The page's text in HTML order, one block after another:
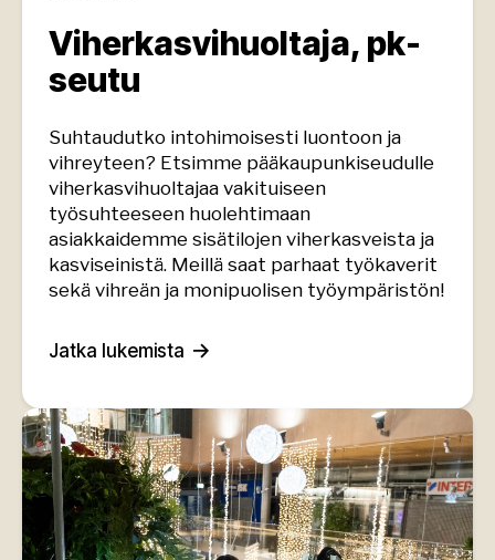
Viherkasvihuoltaja, pk-
seutu
Suhtaudutko intohimoisesti luontoon ja
vihreyteen? Etsimme pääkaupunkiseudulle
viherkasvihuoltajaa vakituiseen
työsuhteeseen huolehtimaan
asiakkaidemme sisätilojen viherkasveista ja
kasviseinistä. Meillä saat parhaat työkaverit
sekä vihreän ja monipuolisen työympäristön!
Jatka lukemista